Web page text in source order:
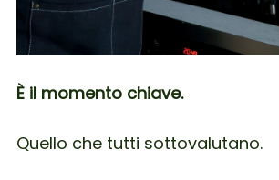
È il momento chiave.
Quello che tutti sottovalutano.